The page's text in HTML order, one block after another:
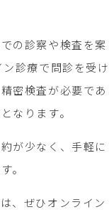
の診察や検査を案
診療で問診を受け
密検査が必要であ
なります。
が少なく、手軽に
。
、ぜひオンライン